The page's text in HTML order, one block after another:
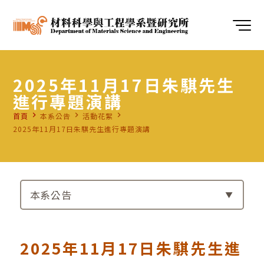
2025年11月17日朱騏先生
進行專題演講
首頁 navigate_next 本系公告 navigate_next 活動花絮 navigate_next
2025年11月17日朱騏先生進行專題演講
本系公告
2025年11月17日朱騏先生進